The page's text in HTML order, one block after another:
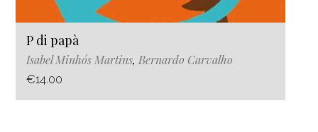
P di papà
Isabel Minhós Martins, Bernardo Carvalho
€14.00